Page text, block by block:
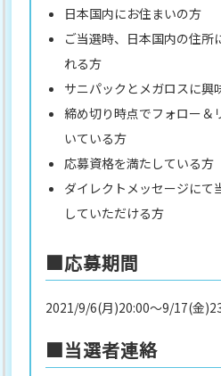
日本国内にお住まいの方
ご当選時、日本国内の住所
れる方
サニパックとメガロスに興
締め切り時点でフォロー＆
いている方
応募資格を満たしている方
ダイレクトメッセージにて
していただける方
■応募期間
2021/9/6(月)20:00～9/17(金
■当選者連絡